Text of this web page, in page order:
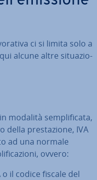
ci si limita solo a
alcune altre si­tua­zio­
modalità sem­pli­fi­ca­ta,
della pre­sta­zio­ne, IVA
ad una normale
ovvero:
il codice fiscale del